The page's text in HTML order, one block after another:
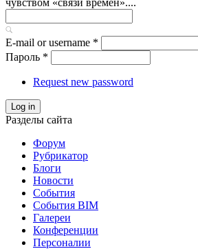
E-mail or username *
Пароль *
Request new password
Log in
Разделы сайта
Форум
Рубрикатор
Блоги
Новости
События
События BIM
Галереи
Конференции
Персоналии